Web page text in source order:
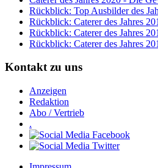
Rückblick: Top Ausbilder des
Rückblick: Caterer des Jahres
Rückblick: Caterer des Jahres
Rückblick: Caterer des Jahres
Kontakt zu uns
Anzeigen
Redaktion
Abo / Vertrieb
.